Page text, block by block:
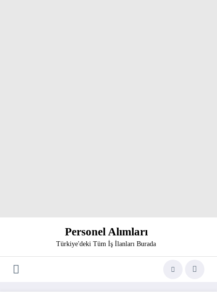
Personel Alımları
Türkiye'deki Tüm İş İlanları Burada